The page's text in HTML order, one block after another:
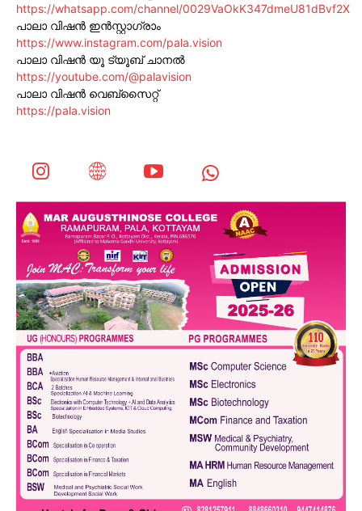
https://whatsapp.com/channel/0029VaOkK347dmeU81dBvf2X
പാലാ വിഷൻ ഇൻസ്റ്റാഗ്രാം
https://www.instagram.com/pala.vision
പാലാ വിഷൻ യൂ ട്യൂബ് ചാനൽ
https://youtube.com/@palavision
പാലാ വിഷൻ വെബ്സൈറ്റ്
https://pala.vision